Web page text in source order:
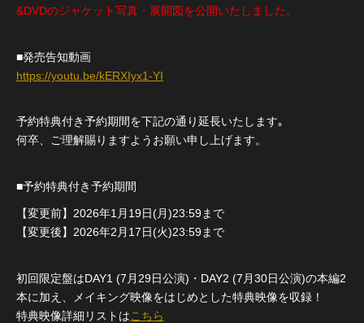
&DVDのジャケット写真・展開図を公開いたしました。
■発売告知動画
https://youtu.be/kERXIyx1-YI
予約特典付き予約期間を下記の通り延長いたします｡
何卒、ご理解賜りますようお願い申し上げます。
■予約特典付き予約期間
【変更前】2026年1月19日(月)23:59まで
【変更後】2026年2月17日(火)23:59まで
初回限定盤はDAY1 (7月29日公演)・DAY2 (7月30日公演)の本編2
本に加え、メイキング映像をはじめとした特典映像を収録！
特典映像詳細リストはこちら